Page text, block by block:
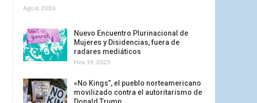
Ago 6, 2026
Nuevo Encuentro Plurinacional de
Mujeres y Disidencias, fuera de
radares mediáticos
Nov 19, 2025
«No Kings”, el pueblo norteamericano
movilizado contra el autoritarismo de